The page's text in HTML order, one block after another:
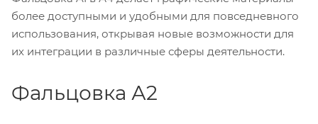
более доступными и удобными для повседневного
использования, открывая новые возможности для
их интеграции в различные сферы деятельности.
Фальцовка А2